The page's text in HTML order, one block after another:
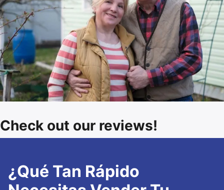
Check out our reviews!
¿Qué Tan Rápido